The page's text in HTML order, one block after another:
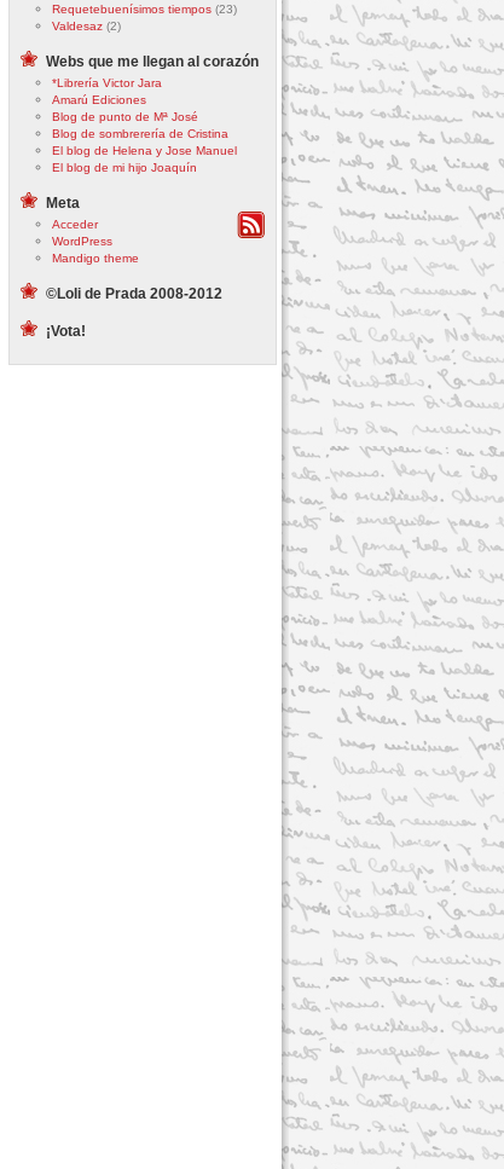
Requetebuenísimos tiempos(23)
Valdesaz(2)
Webs que me llegan al corazón
*Librería Victor Jara
Amarú Ediciones
Blog de punto de Mª José
Blog de sombrerería de Cristina
El blog de Helena y Jose Manuel
El blog de mi hijo Joaquín
Meta
Acceder
WordPress
Mandigo theme
©Loli de Prada 2008-2012
¡Vota!